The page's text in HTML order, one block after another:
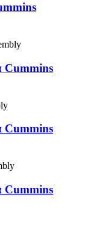
Cummins
Cummins
Cummins